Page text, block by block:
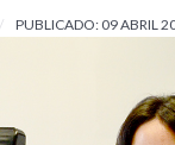
PUBLICADO: 09 ABRIL